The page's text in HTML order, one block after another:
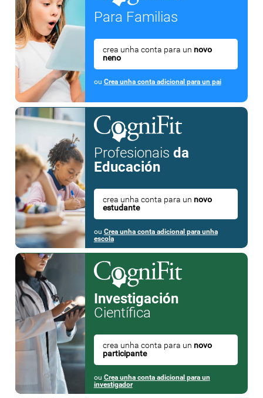
Para Familias
crea unha conta para un novo
neno
ou Crea unha conta adicional para un pai
Profesionais da
Educación
crea unha conta para un novo
estudante
ou Crea unha conta adicional para unha
escola
Investigación
Científica
crea unha conta para un novo
participante
ou Crea unha conta adicional para un
investigador